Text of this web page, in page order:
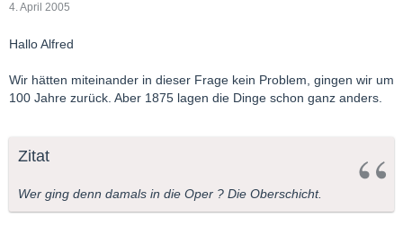
4. April 2005
Hallo Alfred
Wir hätten miteinander in dieser Frage kein Problem, gingen wir um
100 Jahre zurück. Aber 1875 lagen die Dinge schon ganz anders.
Zitat
Wer ging denn damals in die Oper ? Die Oberschicht.